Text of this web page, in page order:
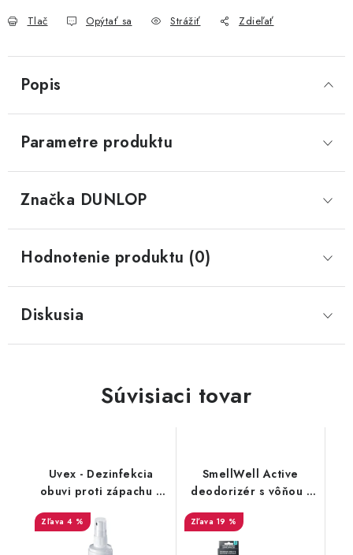
Tlač Opýtať sa Strážiť Zdieľať
Popis
Parametre produktu
Značka DUNLOP
Hodnotenie produktu (0)
Diskusia
Súvisiaci tovar
Uvex - Dezinfekcia
obuvi proti zápachu a
plesniam 125ml
9698/3
4 %
SmellWell Active
deodorizér s vôňou -
Pink Zebra
19 %